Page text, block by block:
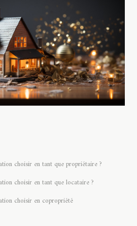
choisir en tant que propriétaire ?
choisir en tant que locataire ?
choisir en copropriété